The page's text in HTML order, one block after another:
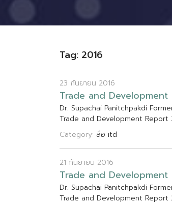
Tag: 2016
23 กันยายน 2016
Trade and Development
Dr. Supachai Panitchpakdi Forme
Trade and Development Report
Category: สื่อ itd
21 กันยายน 2016
Trade and Development
Dr. Supachai Panitchpakdi Forme
Trade and Development Report